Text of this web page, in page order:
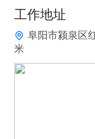
工作地址
阜阳市颍泉区
米